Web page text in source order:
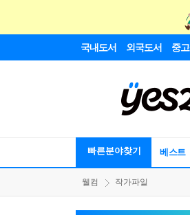
국내도서 외국도서 중
빠른분야찾기 베스트
웰컴 작가파일